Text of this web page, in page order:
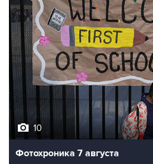
10
Фотохроника 7 августа